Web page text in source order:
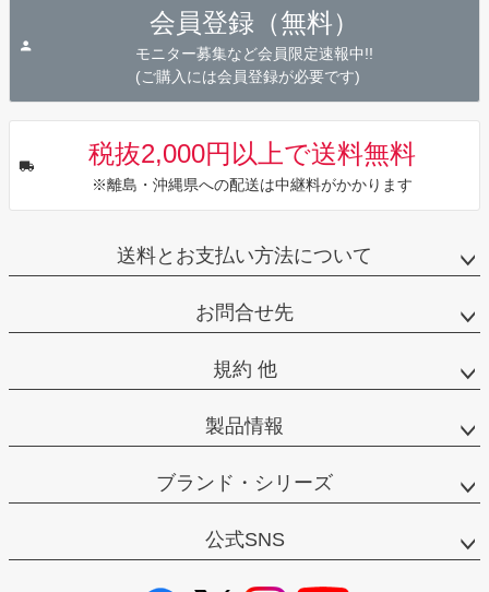
会員登録（無料）
モニター募集など会員限定速報中!!
(ご購入には会員登録が必要です)
税抜2,000円以上で送料無料
※離島・沖縄県への配送は中継料がかかります
送料とお支払い方法について
お問合せ先
規約 他
製品情報
ブランド・シリーズ
公式SNS